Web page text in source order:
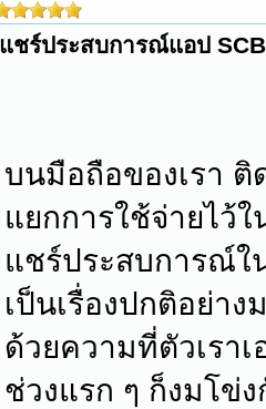
แชร์ประสบการณ์แอป
บนมือถือของเรา ติ
แยกการใช้จ่ายไว้
แชร์ประสบการณ์ใ
เป็นเรื่องปกติอย่า
ด้วยความที่ตัวเราเ
ช่วงแรก ๆ ก็งมโข่